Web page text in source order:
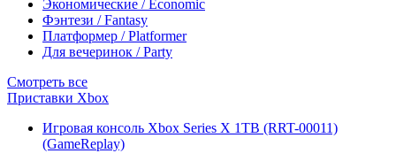
Экономические / Economic
Фэнтези / Fantasy
Платформер / Platformer
Для вечеринок / Party
Смотреть все
Приставки Xbox
Игровая консоль Xbox Series X 1TB (RRT-00011)
(GameReplay)